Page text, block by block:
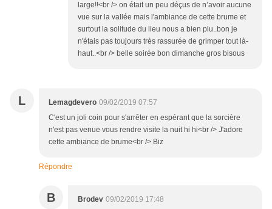
large!!<br /> on était un peu déçus de n’avoir aucune
vue sur la vallée mais l'ambiance de cette brume et
surtout la solitude du lieu nous a bien plu..bon je
n'étais pas toujours très rassurée de grimper tout là-
haut..<br /> belle soirée bon dimanche gros bisous
L Lemagdevero 09/02/2019 07:57
C'est un joli coin pour s'arrêter en espérant que la sorcière
n'est pas venue vous rendre visite la nuit hi hi<br /> J'adore
cette ambiance de brume<br /> Biz
Répondre
B Brodev 09/02/2019 17:48